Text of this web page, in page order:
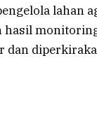
lahan
hasil